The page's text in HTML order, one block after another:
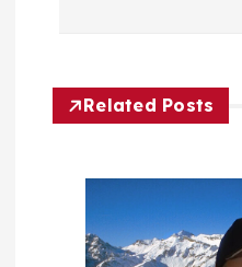
m
e
Related Posts